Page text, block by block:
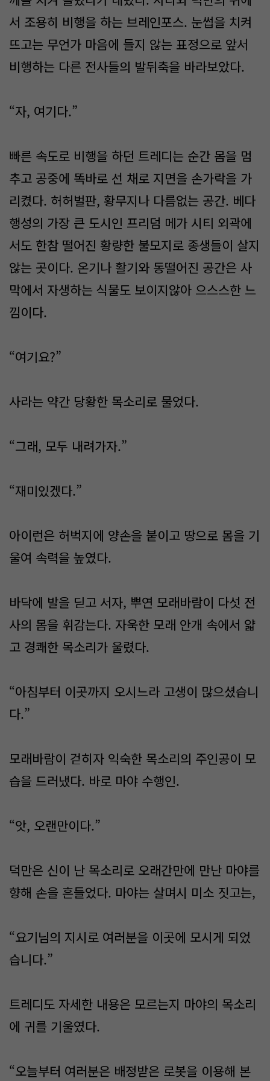
서 조용히 비행을 하는 브레인포스. 눈썹을 치켜
뜨고는 무언가 마음에 들지 않는 표정으로 앞서
비행하는 다른 전사들의 발뒤축을 바라보았다.
“자, 여기다.”
빠른 속도로 비행을 하던 트레디는 순간 몸을 멈
추고 공중에 똑바로 선 채로 지면을 손가락을 가
리켰다. 허허벌판, 황무지나 다름없는 공간. 베다
행성의 가장 큰 도시인 프리덤 메가 시티 외곽에
서도 한참 떨어진 황량한 불모지로 종생들이 살지
않는 곳이다. 온기나 활기와 동떨어진 공간은 사
막에서 자생하는 식물도 보이지않아 으스스한 느
낌이다.
“여기요?”
사라는 약간 당황한 목소리로 물었다.
“그래, 모두 내려가자.”
“재미있겠다.”
아이런은 허벅지에 양손을 붙이고 땅으로 몸을 기
울여 속력을 높였다.
바닥에 발을 딛고 서자, 뿌연 모래바람이 다섯 전
사의 몸을 휘감는다. 자욱한 모래 안개 속에서 얇
고 경쾌한 목소리가 울렸다.
“아침부터 이곳까지 오시느라 고생이 많으셨습니
다.”
모래바람이 걷히자 익숙한 목소리의 주인공이 모
습을 드러냈다. 바로 마야 수행인.
“앗, 오랜만이다.”
덕만은 신이 난 목소리로 오래간만에 만난 마야를
향해 손을 흔들었다. 마야는 살며시 미소 짓고는,
“요기님의 지시로 여러분을 이곳에 모시게 되었
습니다.”
트레디도 자세한 내용은 모르는지 마야의 목소리
에 귀를 기울였다.
“오늘부터 여러분은 배정받은 로봇을 이용해 본